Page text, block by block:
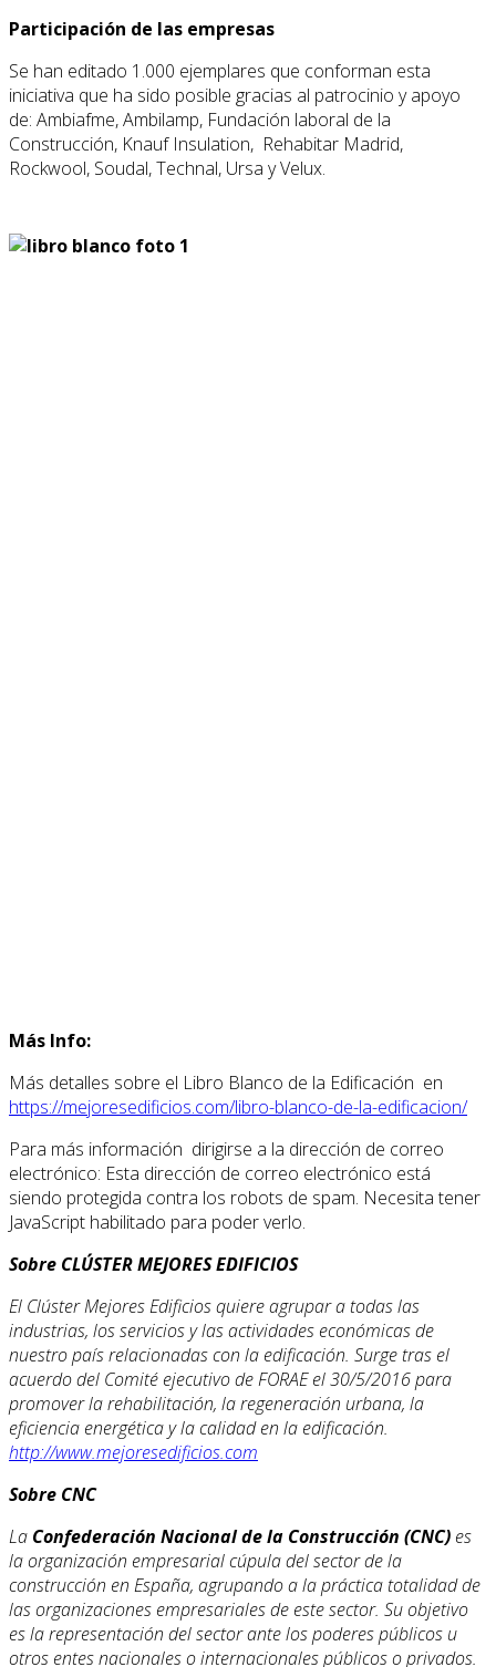
Participación de las empresas
Se han editado 1.000 ejemplares que conforman esta
iniciativa que ha sido posible gracias al patrocinio y apoyo
de: Ambiafme, Ambilamp, Fundación laboral de la
Construcción, Knauf Insulation, Rehabitar Madrid,
Rockwool, Soudal, Technal, Ursa y Velux.
Más Info:
Más detalles sobre el Libro Blanco de la Edificación en
https://mejoresedificios.com/libro-blanco-de-la-edificacion/
Para más información dirigirse a la dirección de correo
electrónico: Esta dirección de correo electrónico está
siendo protegida contra los robots de spam. Necesita tener
JavaScript habilitado para poder verlo.
Sobre CLÚSTER MEJORES EDIFICIOS
El Clúster Mejores Edificiosquiere agrupar a todas las
industrias, los servicios y las actividades económicas de
nuestro país relacionadas con la edificación. Surge tras el
acuerdo del Comité ejecutivo de FORAE el 30/5/2016 para
promover la rehabilitación, la regeneración urbana, la
eficiencia energética y la calidad en la edificación.
http://www.mejoresedificios.com
Sobre CNC
La Confederación Nacional de la Construcción (CNC) es
la organización empresarial cúpula del sector de la
construcción en España, agrupando a la práctica totalidad de
las organizaciones empresariales de este sector. Su objetivo
es la representación del sector ante los poderes públicos u
otros entes nacionales o internacionales públicos o privados.